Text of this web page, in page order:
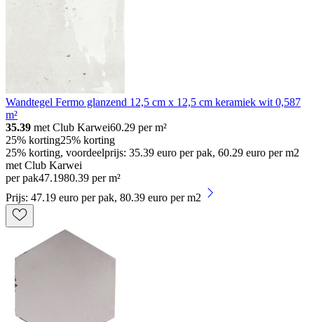
Wandtegel Fermo glanzend 12,5 cm x 12,5 cm keramiek wit 0,587
m²
35.39 met Club Karwei60.29 per m²
25% korting25% korting
25% korting, voordeelprijs: 35.39 euro per pak, 60.29 euro per m2
met Club Karwei
per pak47.1980.39 per m²
Prijs: 47.19 euro per pak, 80.39 euro per m2